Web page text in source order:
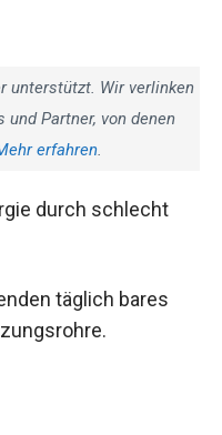
unterstützt. Wir verlinken
und Partner, von denen
erfahren.
durch schlecht
täglich bares